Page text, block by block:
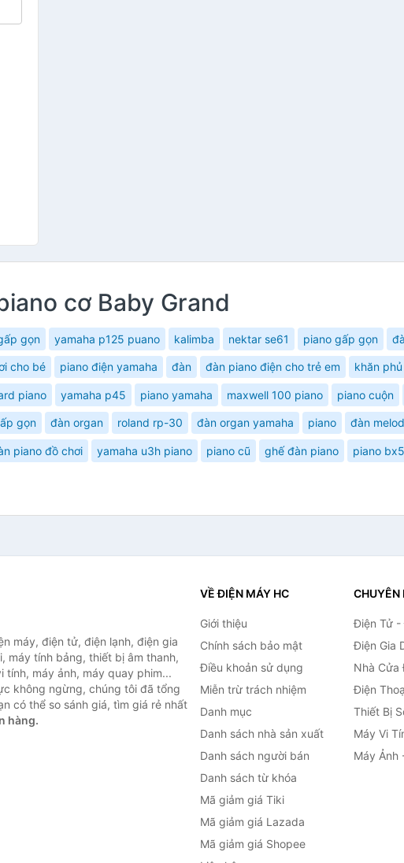
cơ Baby Grand
gọn yamaha p125 puano kalimba nektar se61 piano gấp gọn
cho bé piano điện yamaha đàn đàn piano điện cho trẻ em khăn
piano yamaha p45 piano yamaha maxwell 100 piano piano cuộn
gọn đàn organ roland rp-30 đàn organ yamaha piano đàn
piano đồ chơi yamaha u3h piano piano cũ ghế đàn piano piano bx5
máy, điện tử, điện lạnh, điện gia
máy tính bảng, thiết bị âm thanh,
máy ảnh, máy quay phim...
không ngừng, chúng tôi đã tổng
có thể so sánh giá, tìm giá rẻ nhất
hàng.
VỀ ĐIỆN MÁY HC
Giới thiệu
Chính sách bảo mật
Điều khoản sử dụng
Miễn trừ trách nhiệm
Danh mục
Danh sách nhà sản xuất
Danh sách người bán
Danh sách từ khóa
Mã giảm giá Tiki
Mã giảm giá Lazada
Mã giảm giá Shopee
CHUYÊN
Điện Tử -
Điện Gia
Nhà Cửa
Điện
Thiết Bị
Máy Vi
Máy Ảnh